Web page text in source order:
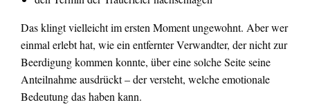
Das klingt vielleicht im ersten Moment ungewohnt. Aber wer
einmal erlebt hat, wie ein entfernter Verwandter, der nicht zur
Beerdigung kommen konnte, über eine solche Seite seine
Anteilnahme ausdrückt – der versteht, welche emotionale
Bedeutung das haben kann.